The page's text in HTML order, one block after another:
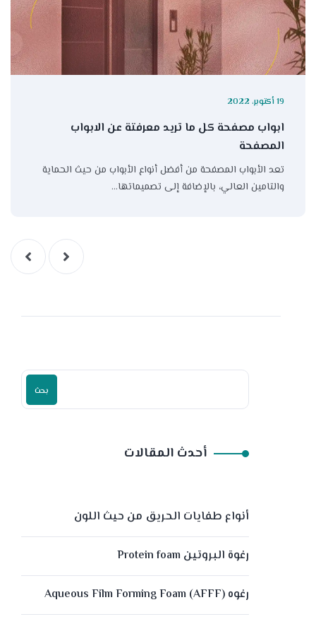
19 أكتوبر، 2022
ابواب مصفحة كل ما تريد معرفتة عن الابواب
المصفحة
تعد الأبواب المصفحة من أفضل أنواع الأبواب من حيث الحماية
والتامين العالي، بالإضافة إلى تصميماتها…
بحث
أحدث المقالات
أنواع طفايات الحريق من حيث اللون
رغوة البروتين Protein foam
رغوه (Aqueous Film Forming Foam (AFFF